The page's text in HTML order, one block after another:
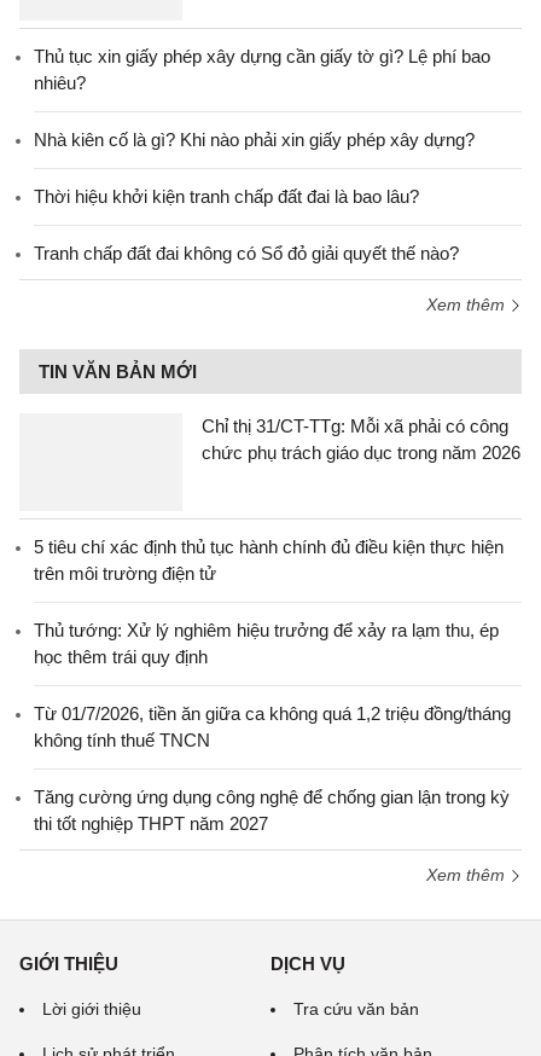
Thủ tục xin giấy phép xây dựng cần giấy tờ gì? Lệ phí bao
nhiêu?
Nhà kiên cố là gì? Khi nào phải xin giấy phép xây dựng?
Thời hiệu khởi kiện tranh chấp đất đai là bao lâu?
Tranh chấp đất đai không có Sổ đỏ giải quyết thế nào?
Xem thêm
TIN VĂN BẢN MỚI
Chỉ thị 31/CT-TTg: Mỗi xã phải có công
chức phụ trách giáo dục trong năm 2026
5 tiêu chí xác định thủ tục hành chính đủ điều kiện thực hiện
trên môi trường điện tử
Thủ tướng: Xử lý nghiêm hiệu trưởng để xảy ra lạm thu, ép
học thêm trái quy định
Từ 01/7/2026, tiền ăn giữa ca không quá 1,2 triệu đồng/tháng
không tính thuế TNCN
Tăng cường ứng dụng công nghệ để chống gian lận trong kỳ
thi tốt nghiệp THPT năm 2027
Xem thêm
GIỚI THIỆU
Lời giới thiệu
DỊCH VỤ
Tra cứu văn bản